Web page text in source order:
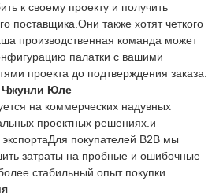
к своему проекту и получить
поставщика.Они также хотят четкого
производственная команда может
палатки с вашими
проекта до подтверждения заказа.
Юле
на коммерческих надувных
проектных решениях.и
покупателей B2B мы
затраты на пробные и ошибочные
стабильный опыт покупки.